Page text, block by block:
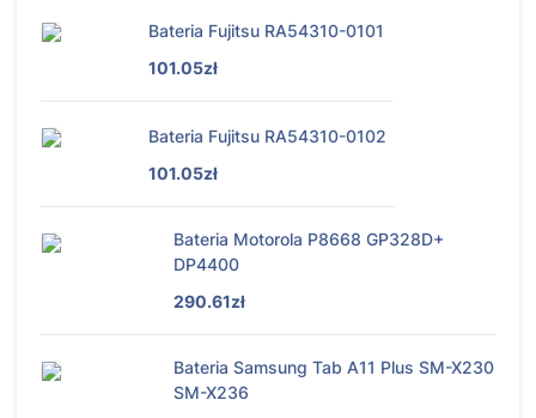
Bateria Fujitsu RA54310-0101
101.05zł
Bateria Fujitsu RA54310-0102
101.05zł
Bateria Motorola P8668 GP328D+
DP4400
290.61zł
Bateria Samsung Tab A11 Plus SM-X230
SM-X236